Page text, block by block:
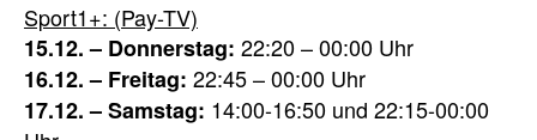
Sport1+: (Pay-TV)
15.12. – Donnerstag: 22:20 – 00:00 Uhr
16.12. – Freitag: 22:45 – 00:00 Uhr
17.12. – Samstag: 14:00-16:50 und 22:15-00:00